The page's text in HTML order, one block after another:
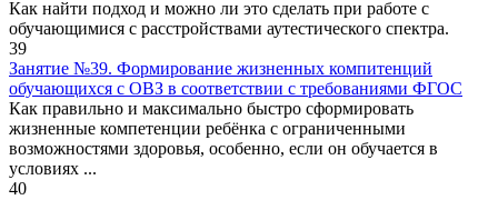
Как найти подход и можно ли это сделать при работе с
обучающимися с расстройствами аутестического спектра.
39
Занятие №39. Формирование жизненных компитенций
обучающихся с ОВЗ в соответствии с требованиями ФГОС
Как правильно и максимально быстро сформировать
жизненные компетенции ребёнка с ограниченными
возможностями здоровья, особенно, если он обучается в
условиях ...
40